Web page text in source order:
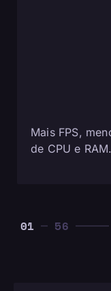
Mais FPS,
de CPU e RAM.
01